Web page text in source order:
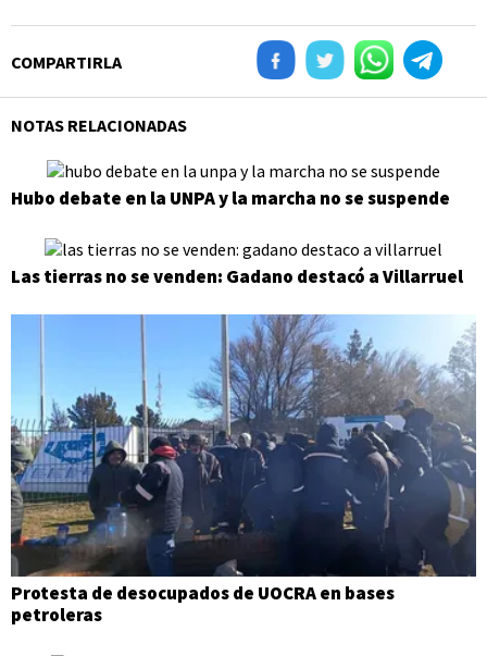
COMPARTIRLA
NOTAS RELACIONADAS
Hubo debate en la UNPA y la marcha no se suspende
Las tierras no se venden: Gadano destacó a Villarruel
Protesta de desocupados de UOCRA en bases
petroleras